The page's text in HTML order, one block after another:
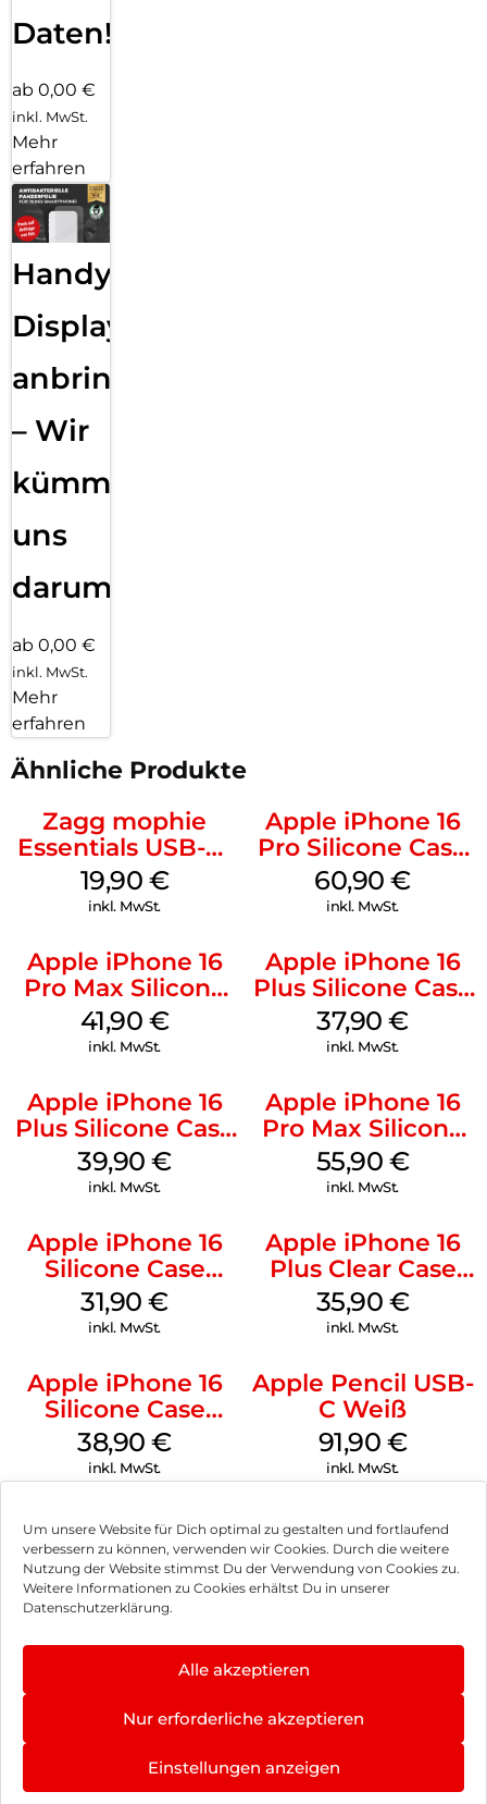
Um unsere Website für Dich optimal zu gestalten und fortlaufend
verbessern zu können, verwenden wir Cookies. Durch die weitere
Nutzung der Website stimmst Du der Verwendung von Cookies zu.
Weitere Informationen zu Cookies erhältst Du in unserer
Datenschutzerklärung.
Alle akzeptieren
Nur erforderliche akzeptieren
Einstellungen anzeigen
Daten!
ab 0,00 €
inkl. MwSt.
Mehr
erfahren
Handy
Displayfolie
anbringen
– Wir
kümmern
uns
darum!
ab 0,00 €
inkl. MwSt.
Mehr
erfahren
Ähnliche Produkte
Zagg mophie
Essentials USB-C-
20W Charger PD
Weiß
19,90 €
inkl. MwSt.
Apple iPhone 16
Pro Silicone Case
MagSafe Stone
Gray
60,90€
inkl. MwSt.
Apple iPhone 16
Pro Max Silicone
Case MagSafe
Ultramarine
41,90 €
inkl. MwSt.
Apple iPhone 16
Plus Silicone Case
MagSafe Lake
Green
37,90€
inkl. MwSt.
Apple iPhone 16
Plus Silicone Case
MagSafe Plum
39,90€
inkl. MwSt.
Apple iPhone 16
Pro Max Silicone
Case MagSafe
Stone Gray
55,90 €
inkl. MwSt.
Apple iPhone 16
Silicone Case
MagSafe Fuchsia
31,90€
inkl. MwSt.
Apple iPhone 16
Plus Clear Case
MagSafe
Transparent
35,90 €
inkl. MwSt.
Apple iPhone 16
Silicone Case
MagSafe
Ultramarine
38,90€
inkl. MwSt.
Apple Pencil USB-
C Weiß
91,90 €
inkl. MwSt.
Impressum
Hinweis zur Batterieentsorgung
Newsletter